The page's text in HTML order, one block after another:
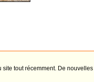
tout récemment. De nouvelles